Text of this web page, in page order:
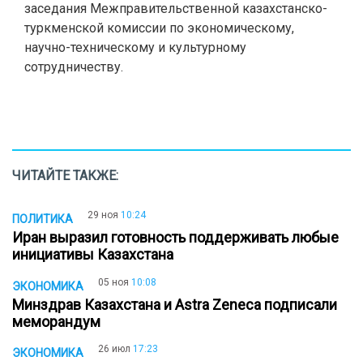
заседания Межправительственной казахстанско-
туркменской комиссии по экономическому,
научно-техническому и культурному
сотрудничеству.
ЧИТАЙТЕ ТАКЖЕ:
ПОЛИТИКА 29 ноя 10:24
Иран выразил готовность поддерживать любые
инициативы Казахстана
ЭКОНОМИКА 05 ноя 10:08
Минздрав Казахстана и Astra Zeneca подписали
меморандум
ЭКОНОМИКА 26 июл 17:23